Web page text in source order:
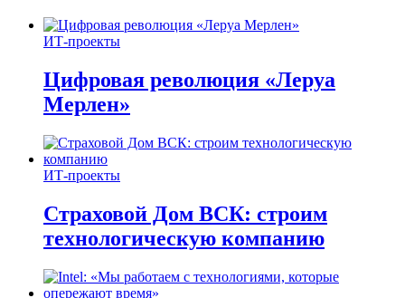
ИТ-проекты
Цифровая революция «Леруа
Мерлен»
ИТ-проекты
Страховой Дом ВСК: строим
технологическую компанию